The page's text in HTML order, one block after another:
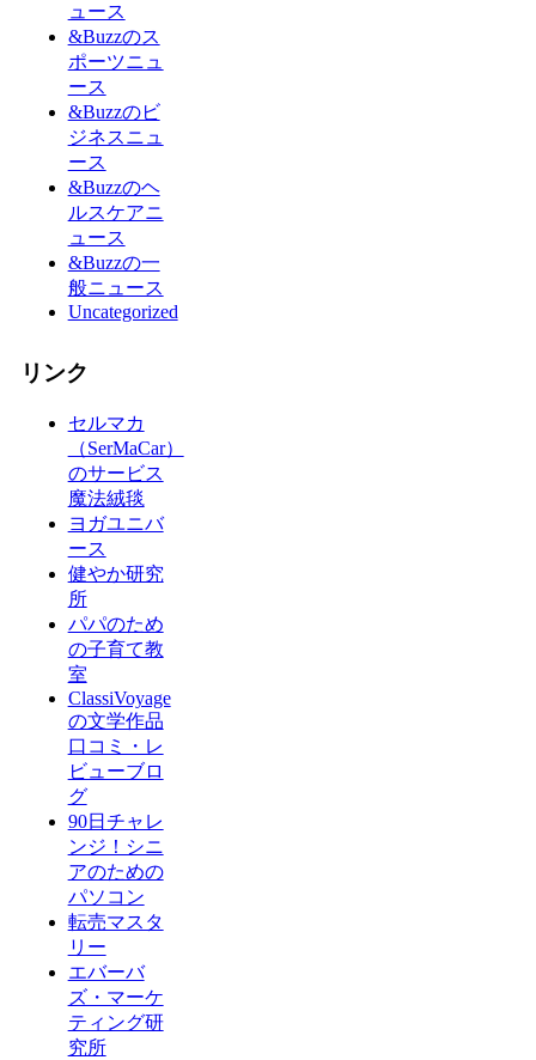
ュース
&Buzzのス
ポーツニュ
ース
&Buzzのビ
ジネスニュ
ース
&Buzzのヘ
ルスケアニ
ュース
&Buzzの一
般ニュース
Uncategorized
リンク
セルマカ
（SerMaCar）
のサービス
魔法絨毯
ヨガユニバ
ース
健やか研究
所
パパのため
の子育て教
室
ClassiVoyage
の文学作品
口コミ・レ
ビューブロ
グ
90日チャレ
ンジ！シニ
アのための
パソコン
転売マスタ
リー
エバーバ
ズ・マーケ
ティング研
究所